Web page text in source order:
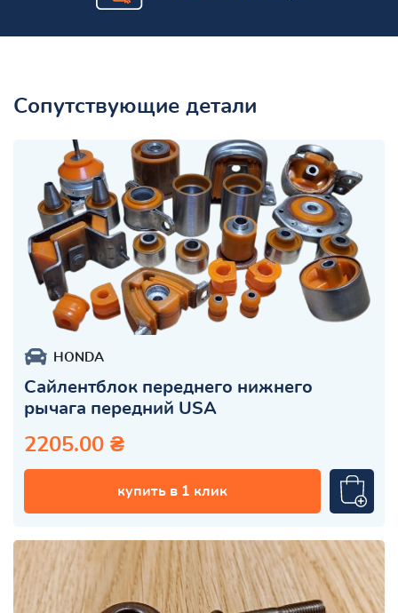
Сопутствующие детали
HONDA
Сайлентблок переднего нижнего
рычага передний USA
2205.00 ₴
купить в 1 клик